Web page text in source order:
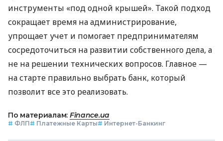
инструменты «под одной крышей». Такой подход
сокращает время на администрирование,
упрощает учет и помогает предпринимателям
сосредоточиться на развитии собственного дела, а
не на решении технических вопросов. Главное —
на старте правильно выбрать банк, который
позволит все это реализовать.
По материалам: Finance.ua
# ФЛП# Платежные Карты# Интернет-Банкинг